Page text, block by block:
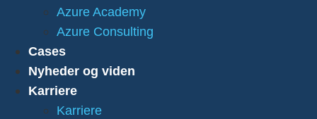
Azure Academy
Azure Consulting
Cases
Nyheder og viden
Karriere
Karriere